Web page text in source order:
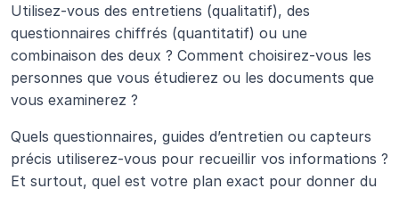
Utilisez-vous des entretiens (qualitatif), des
questionnaires chiffrés (quantitatif) ou une
combinaison des deux ? Comment choisirez-vous les
personnes que vous étudierez ou les documents que
vous examinerez ?
Quels questionnaires, guides d’entretien ou capteurs
précis utiliserez-vous pour recueillir vos informations ?
Et surtout, quel est votre plan exact pour donner du